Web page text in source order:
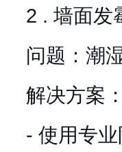
2 . 墙面发
问题：潮
解决方案：
- 使用专